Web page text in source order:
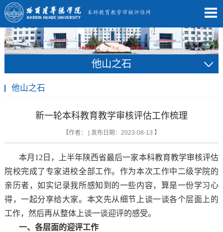
他山之石
他山之石
新一轮本科教育教学审核评估工作梳理
【作者： | 发布日期：2023-08-13 】
本月12日，上半年陕西省最后一家本科教育教学审核评估
院校完成了专家进校全部工作。作为本次工作中二级学院的
亲历者，如实记录我所感知到的一些内容，算是一份学习心
得，一起分享给大家。本文先从细节上谈一谈各个层面上的
工作，然后再从整体上谈一谈迎评的感受。
一、各层面的迎评工作